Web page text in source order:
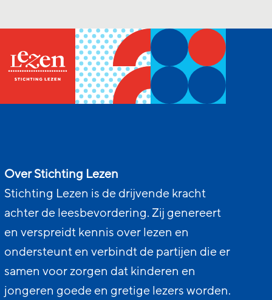
Over Stichting Lezen
Stichting Lezen is de drijvende kracht
achter de leesbevordering. Zij genereert
en verspreidt kennis over lezen en
ondersteunt en verbindt de partijen die er
samen voor zorgen dat kinderen en
jongeren goede en gretige lezers worden.